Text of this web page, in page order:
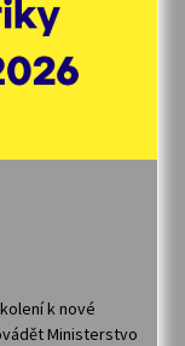
v Klášteře
k nové
Ministerstvo